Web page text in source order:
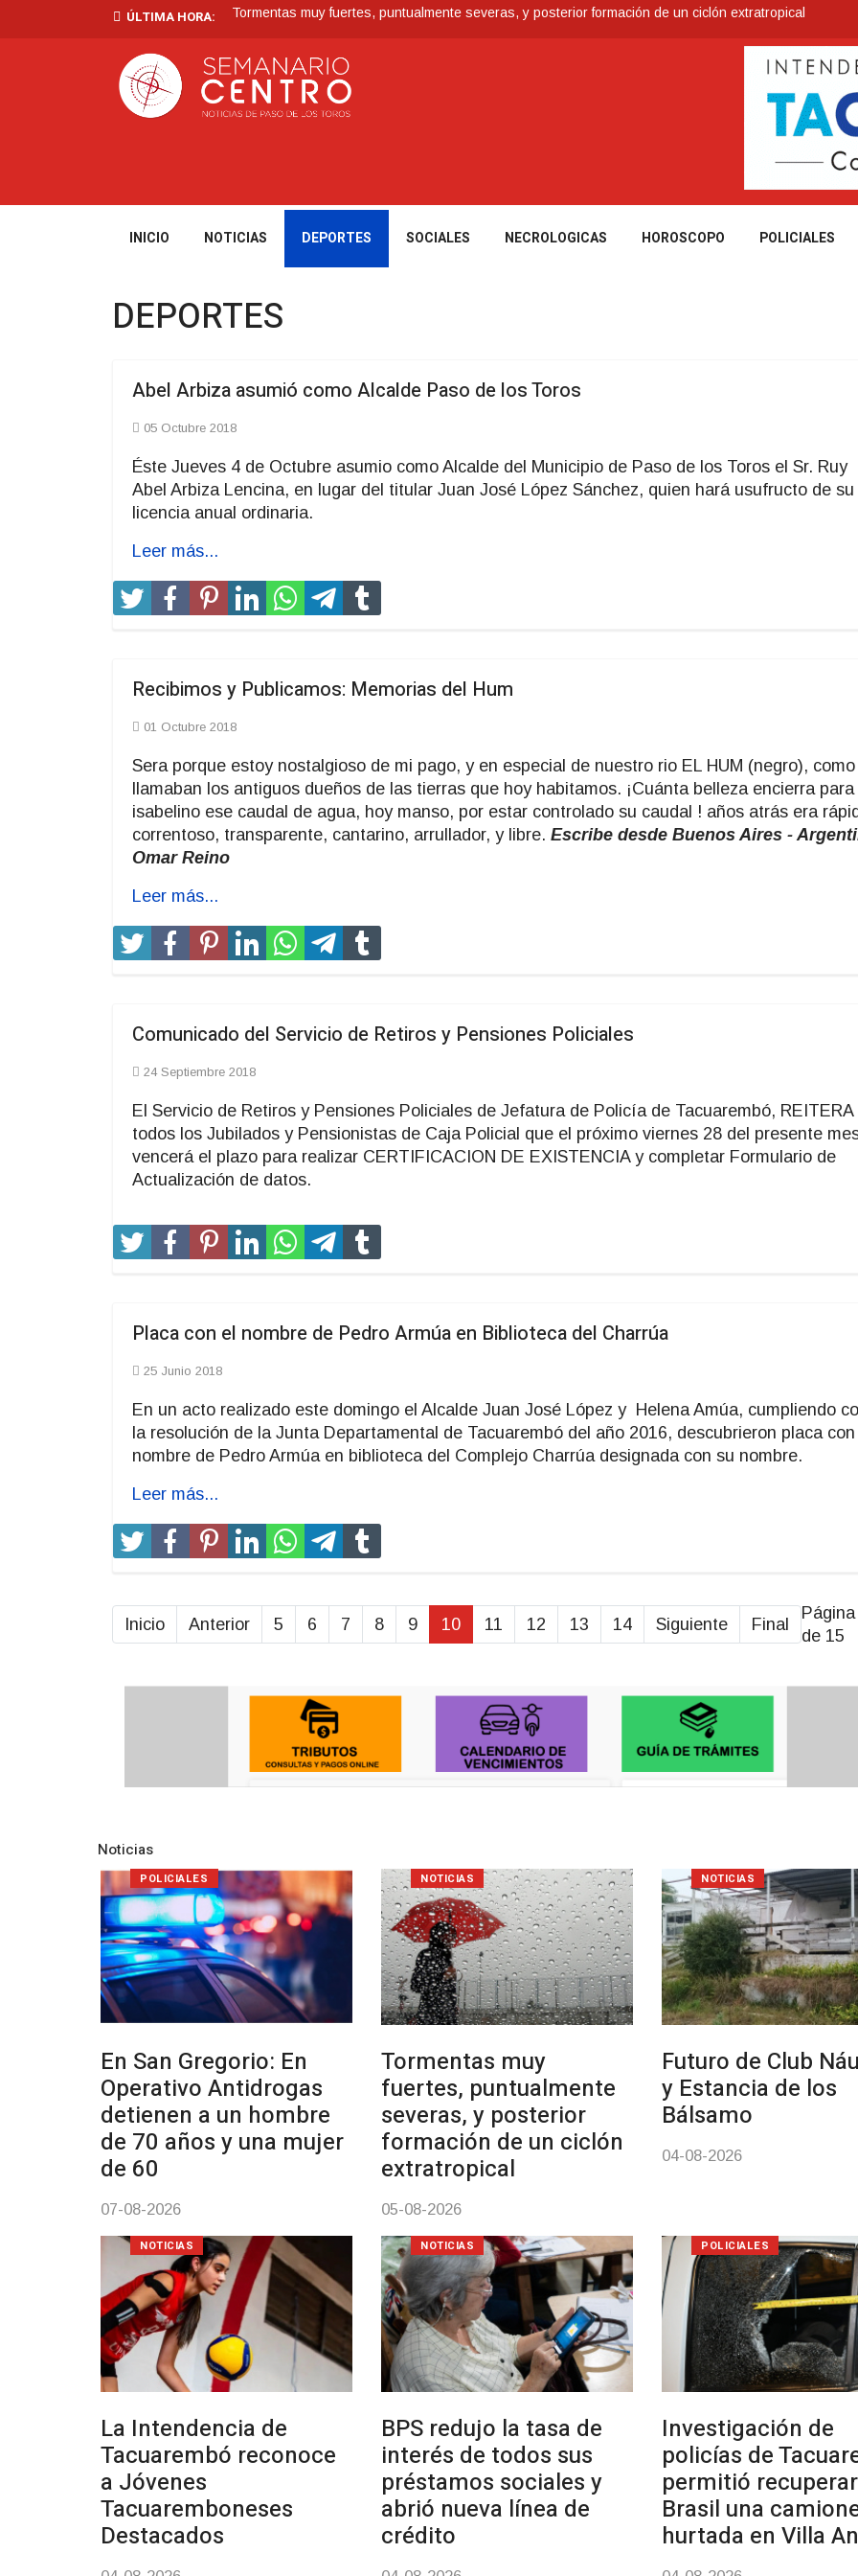
ÚLTIMA HORA:
Tormentas muy fuertes, puntualmente severas, y posterior formación de un ciclón extratropical
La Intendencia de Tacuarembó reconoce a Jóvenes Tacuaremboneses Destacados
BPS redujo la tasa de interés de todos sus préstamos sociales y abrió nueva línea de crédito
En San Gregorio: En Operativo Antidrogas detienen a un hombre de 70 años y una mujer de 60
INICIO NOTICIAS DEPORTES SOCIALES NECROLOGICAS HOROSCOPO POLICIALES
DEPORTES
Abel Arbiza asumió como Alcalde Paso de los Toros
05 Octubre 2018
Éste Jueves 4 de Octubre asumio como Alcalde del Municipio de Paso de los Toros el Sr. Ruy
Abel Arbiza Lencina, en lugar del titular Juan José López Sánchez, quien hará usufructo de su
licencia anual ordinaria.
Leer más...
Recibimos y Publicamos: Memorias del Hum
01 Octubre 2018
Sera porque estoy nostalgioso de mi pago, y en especial de nuestro rio EL HUM (negro),
llamaban los antiguos dueños de las tierras que hoy habitamos. ¡Cuánta belleza encierra para
isabelino ese caudal de agua, hoy manso, por estar controlado su caudal ! años atrás era
correntoso, transparente, cantarino, arrullador, y libre. Escribe desde Buenos Aires -
Omar Reino
Leer más...
Comunicado del Servicio de Retiros y Pensiones Policiales
24 Septiembre 2018
El Servicio de Retiros y Pensiones Policiales de Jefatura de Policía de Tacuarembó, REITERA
todos los Jubilados y Pensionistas de Caja Policial que el próximo viernes 28 del presente
vencerá el plazo para realizar CERTIFICACION DE EXISTENCIA y completar Formulario de
Actualización de datos.
Placa con el nombre de Pedro Armúa en Biblioteca del Charrúa
25 Junio 2018
En un acto realizado este domingo el Alcalde Juan José López y Helena Amúa, cumpliendo
la resolución de la Junta Departamental de Tacuarembó del año 2016, descubrieron placa
nombre de Pedro Armúa en biblioteca del Complejo Charrúa designada con su nombre.
Leer más...
Inicio Anterior 5 6 7 8 9 10 11 12 13 14 Siguiente Final
de 15
Noticias
En San Gregorio: En
Operativo Antidrogas
detienen a un hombre
de 70 años y una mujer
de 60
07-08-2026
POLICIALES
Tormentas muy
fuertes, puntualmente
severas, y posterior
formación de un ciclón
extratropical
05-08-2026
NOTICIAS
Futuro de Club
y Estancia de los
Bálsamo
04-08-2026
NOTICIAS
La Intendencia de
Tacuarembó reconoce
a Jóvenes
Tacuaremboneses
Destacados
NOTICIAS
BPS redujo la tasa de
interés de todos sus
préstamos sociales y
abrió nueva línea de
crédito
NOTICIAS
Investigación de
policías de
permitió
Brasil una
hurtada en Villa
POLICIALES